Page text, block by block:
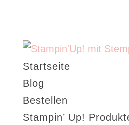
Startseite
Blog
Bestellen
Stampin’ Up!